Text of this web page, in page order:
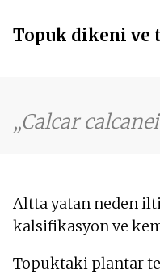
Topuk dikeni ve
Calcar
Altta yatan neden
kalsifikasyon ve
Topuktaki plantar